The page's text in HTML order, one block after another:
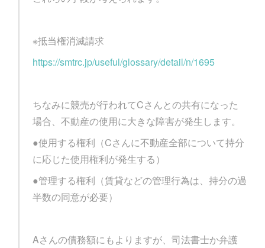
※抵当権消滅請求
https://smtrc.jp/useful/glossary/detail/n/1695
ちなみに競売が行われてCさんとの共有になった
場合、不動産の使用に大きな障害が発生します。
●使用する権利（Cさんに不動産全部について持分
に応じた使用権利が発生する）
●管理する権利（賃貸などの管理行為は、持分の過
半数の同意が必要）
Aさんの債務額にもよりますが、司法書士か弁護